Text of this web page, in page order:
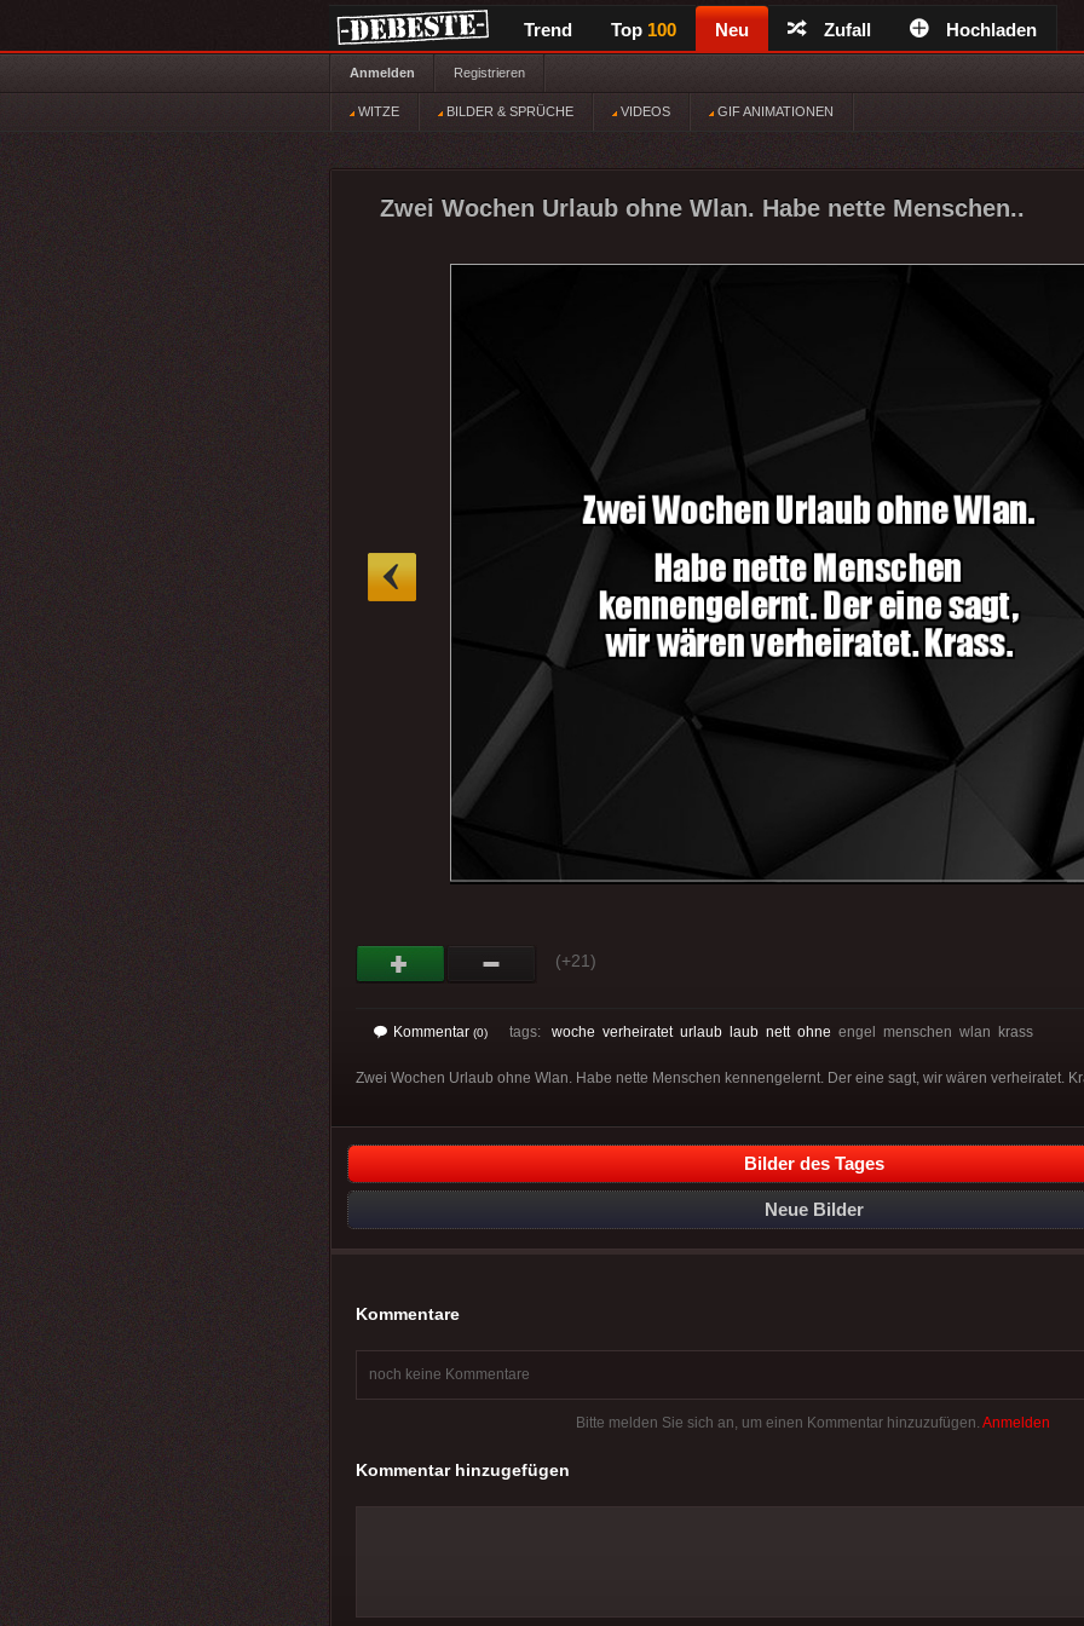
Trend Top 100 Neu Zufall Hochladen
Anmelden Registrieren
WITZE BILDER & SPRÜCHE VIDEOS GIF ANIMATIONEN
Zwei Wochen Urlaub ohne Wlan. Habe nette Menschen..
(+21)
Kommentar (0) tags: woche verheiratet urlaub laub nett ohne engel menschen wlan krass
Zwei Wochen Urlaub ohne Wlan. Habe nette Menschen kennengelernt. Der eine sagt, wir wären verheiratet.
Bilder des Tages
Neue Bilder
Kommentare
noch keine Kommentare
Bitte melden Sie sich an, um einen Kommentar hinzuzufügen. Anmelden
Kommentar hinzugefügen